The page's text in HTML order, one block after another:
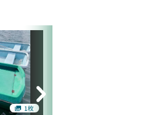
1枚